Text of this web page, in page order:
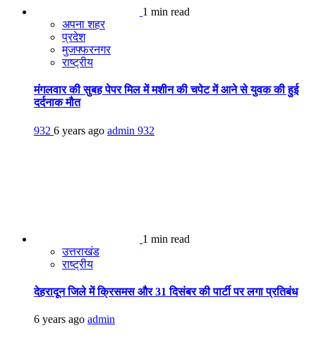
1 min read
अपना शहर
प्रदेश
मुजफ्फरनगर
राष्ट्रीय
मंगलवार की सुबह पेपर मिल में मशीन की चपेट में आने से युवक की हुई
दर्दनाक मौत
932 6 years ago admin 932
1 min read
उत्तराखंड
राष्ट्रीय
देहरादून जिले में क्रिसमस और 31 दिसंबर की पार्टी पर लगा प्रतिबंध
6 years ago admin